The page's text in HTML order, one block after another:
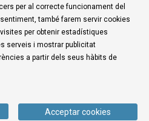
Montgrí
per al correcte funcionament del
també farem servir cookies
per obtenir estadístiques
serveis i mostrar publicitat
a partir dels seus hàbits de
Acceptar cookies